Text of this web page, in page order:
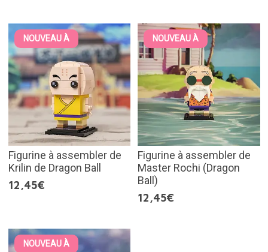
NOUVEAU À
Figurine à assembler de
Krilin de Dragon Ball
12,45€
NOUVEAU À
Figurine à assembler de
Master Rochi (Dragon
Ball)
12,45€
NOUVEAU À